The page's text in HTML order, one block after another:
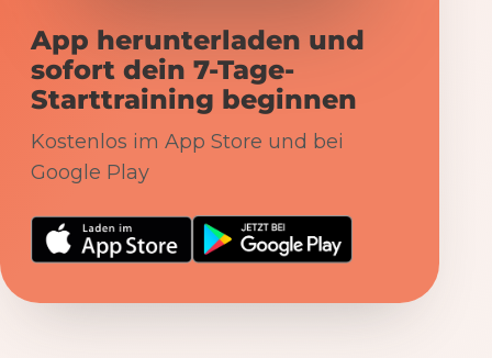
App herunterladen und
sofort dein 7-Tage-
Starttraining beginnen
Kostenlos im App Store und bei
Google Play